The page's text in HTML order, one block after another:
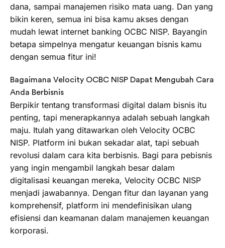
dana, sampai manajemen risiko mata uang. Dan yang
bikin keren, semua ini bisa kamu akses dengan
mudah lewat internet banking OCBC NISP. Bayangin
betapa simpelnya mengatur keuangan bisnis kamu
dengan semua fitur ini!
Bagaimana Velocity OCBC NISP Dapat Mengubah Cara
Anda Berbisnis
Berpikir tentang transformasi digital dalam bisnis itu
penting, tapi menerapkannya adalah sebuah langkah
maju. Itulah yang ditawarkan oleh Velocity OCBC
NISP. Platform ini bukan sekadar alat, tapi sebuah
revolusi dalam cara kita berbisnis. Bagi para pebisnis
yang ingin mengambil langkah besar dalam
digitalisasi keuangan mereka, Velocity OCBC NISP
menjadi jawabannya. Dengan fitur dan layanan yang
komprehensif, platform ini mendefinisikan ulang
efisiensi dan keamanan dalam manajemen keuangan
korporasi.